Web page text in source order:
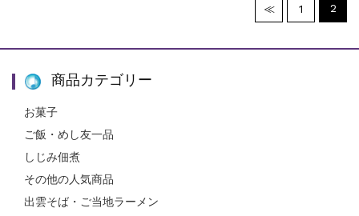
≪ 1 2
商品カテゴリー
お菓子
ご飯・めし友一品
しじみ佃煮
その他の人気商品
出雲そば・ご当地ラーメン